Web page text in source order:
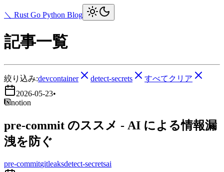
＼ Rust Go Python Blog
記事一覧
絞り込み:devcontainer detect-secrets
すべてクリア
2026-05-23•
notion
pre-commit のススメ - AI による情報漏
洩を防ぐ
pre-commitgitleaksdetect-secretsai